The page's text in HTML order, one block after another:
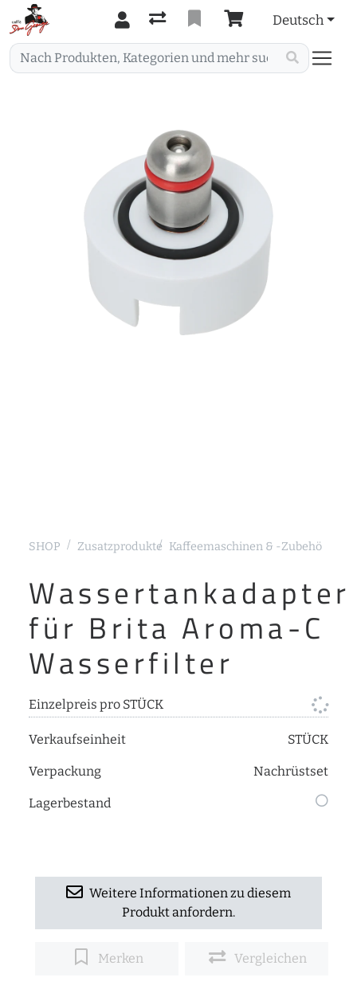
Deutsch
SHOP Zusatzprodukte Kaffeemaschinen & -Zubehör
Wassertankadapter
für Brita Aroma-C
Wasserfilter
Einzelpreis pro STÜCK
Verkaufseinheit STÜCK
Verpackung Nachrüstset
Lagerbestand
Weitere Informationen zu diesem
Produkt anfordern.
Merken Vergleichen